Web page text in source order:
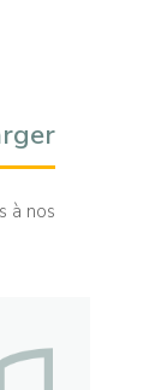
à nos